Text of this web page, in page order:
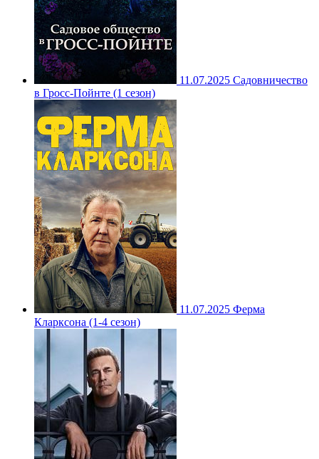
11.07.2025 Садовничество
в Гросс-Пойнте (1 сезон)
11.07.2025 Ферма
Кларксона (1-4 сезон)